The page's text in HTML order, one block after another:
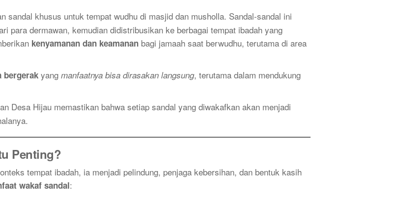
sandal khusus untuk tempat wudhu di masjid dan musholla. Sandal-sandal ini
para dermawan, kemudian didistribusikan ke berbagai tempat ibadah yang
kenyamanan dan keamanan bagi jamaah saat berwudhu, terutama di area
bergerak yang manfaatnya bisa dirasakan langsung, terutama dalam mendukung
Desa Hijau memastikan bahwa setiap sandal yang diwakafkan akan menjadi
Penting?
tempat ibadah, ia menjadi pelindung, penjaga kebersihan, dan bentuk kasih
wakaf sandal: